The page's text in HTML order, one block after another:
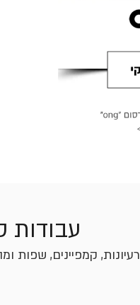
עבודות
רעיונות, קמפיינים, שפות